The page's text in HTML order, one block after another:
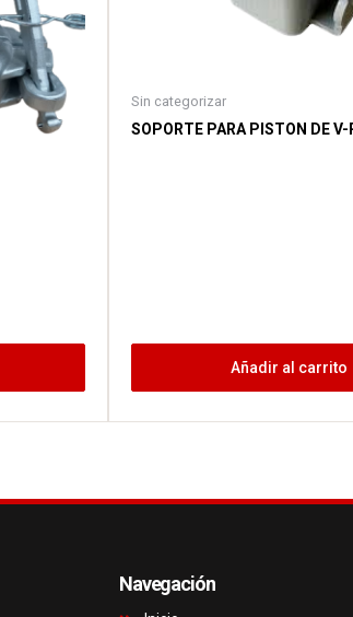
Sin categorizar
SOPORTE PARA PISTON DE V-
Añadir al carrito
Navegación